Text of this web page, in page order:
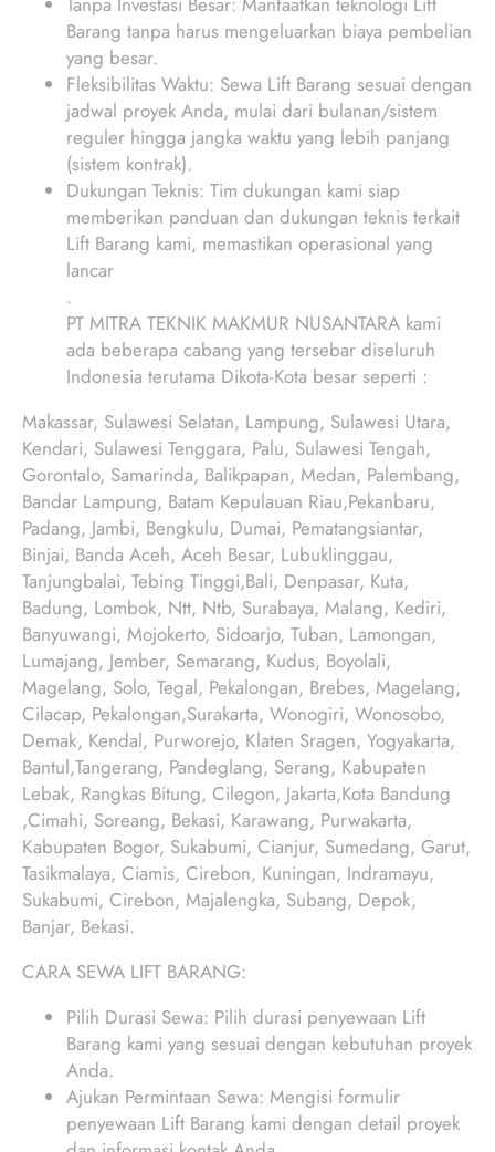
Barang tanpa harus mengeluarkan biaya pembelian
yang besar.
Fleksibilitas Waktu: Sewa Lift Barang sesuai dengan
jadwal proyek Anda, mulai dari bulanan/sistem
reguler hingga jangka waktu yang lebih panjang
(sistem kontrak).
Dukungan Teknis: Tim dukungan kami siap
memberikan panduan dan dukungan teknis terkait
Lift Barang kami, memastikan operasional yang
lancar
.
PT MITRA TEKNIK MAKMUR NUSANTARA kami
ada beberapa cabang yang tersebar diseluruh
Indonesia terutama Dikota-Kota besar seperti :
Makassar, Sulawesi Selatan, Lampung, Sulawesi Utara,
Kendari, Sulawesi Tenggara, Palu, Sulawesi Tengah,
Gorontalo, Samarinda, Balikpapan, Medan, Palembang,
Bandar Lampung, Batam Kepulauan Riau,Pekanbaru,
Padang, Jambi, Bengkulu, Dumai, Pematangsiantar,
Binjai, Banda Aceh, Aceh Besar, Lubuklinggau,
Tanjungbalai, Tebing Tinggi,Bali, Denpasar, Kuta,
Badung, Lombok, Ntt, Ntb, Surabaya, Malang, Kediri,
Banyuwangi, Mojokerto, Sidoarjo, Tuban, Lamongan,
Lumajang, Jember, Semarang, Kudus, Boyolali,
Magelang, Solo, Tegal, Pekalongan, Brebes, Magelang,
Cilacap, Pekalongan,Surakarta, Wonogiri, Wonosobo,
Demak, Kendal, Purworejo, Klaten Sragen, Yogyakarta,
Bantul,Tangerang, Pandeglang, Serang, Kabupaten
Lebak, Rangkas Bitung, Cilegon, Jakarta,Kota Bandung
,Cimahi, Soreang, Bekasi, Karawang, Purwakarta,
Kabupaten Bogor, Sukabumi, Cianjur, Sumedang, Garut,
Tasikmalaya, Ciamis, Cirebon, Kuningan, Indramayu,
Sukabumi, Cirebon, Majalengka, Subang, Depok,
Banjar, Bekasi.
CARA SEWA LIFT BARANG:
Pilih Durasi Sewa: Pilih durasi penyewaan Lift
Barang kami yang sesuai dengan kebutuhan proyek
Anda.
Ajukan Permintaan Sewa: Mengisi formulir
penyewaan Lift Barang kami dengan detail proyek